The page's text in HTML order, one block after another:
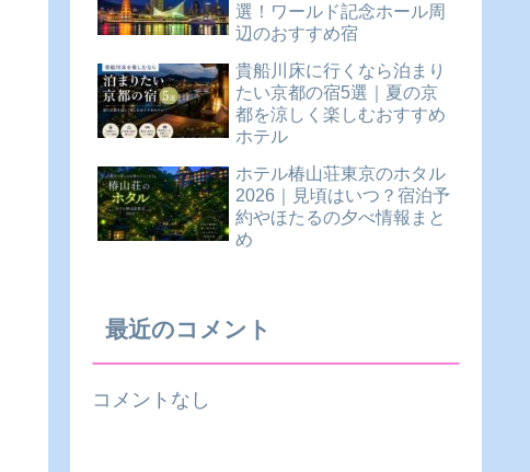
選！ワールド記念ホール周
辺のおすすめ宿
貴船川床に行くなら泊まり
たい京都の宿5選｜夏の京
都を涼しく楽しむおすすめ
ホテル
ホテル椿山荘東京のホタル
2026｜見頃はいつ？宿泊予
約やほたるの夕べ情報まと
め
最近のコメント
コメントなし